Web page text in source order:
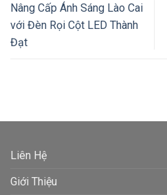
Nâng Cấp Ánh Sáng Lào Cai
với Đèn Rọi Cột LED Thành
Đạt
Liên Hệ
Giới Thiệu